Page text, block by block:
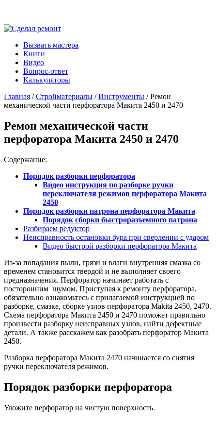
Вызвать мастера
Книги
Видео
Вопрос-ответ
Калькуляторы
Главная /Стройматериалы /Инструменты / Ремон
механической части перфоратора Макита 2450 и 2470
Ремон механической части
перфоратора Макита 2450 и 2470
Содержание:
Порядок разборки перфоратора
Видео инструкция по разборке ручки
переключателя режимов перфоратора Макита
2450
Порядок разборки патрона перфоратора Макита
Порядок сборки быстроразъемного патрона
Разбираем редуктор
Неисправность остановки бура при сверлении с ударом
Видео быстрой разборки перфоратора Макита
Из-за попадания пыли, грязи и влаги внутренняя смазка со
временем становится твердой и не выполняет своего
предназначения. Перфоратор начинает работать с
посторонним шумом. Приступая к ремонту перфоратора,
обязательно ознакомьтесь с прилагаемой инструкцией по
разборке, смазке, сборке узлов перфоратора Makita 2450, 2470.
Схема перфоратора Макита 2450 и 2470 поможет правильно
произвести разборку неисправных узлов, найти дефектные
детали. А также расскажем как разобрать перфоратор Макита
2450.
Разборка перфоратора Макита 2470 начинается со снятия
ручки переключателя режимов.
Порядок разборки перфоратора
Уложите перфоратор на чистую поверхность.